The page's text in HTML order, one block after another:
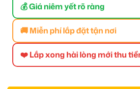
💰 Giá niêm yết rõ ràng
🚚 Miễn phí lắp đặt tận nơi
❤️ Lắp xong hài lòng mới thu